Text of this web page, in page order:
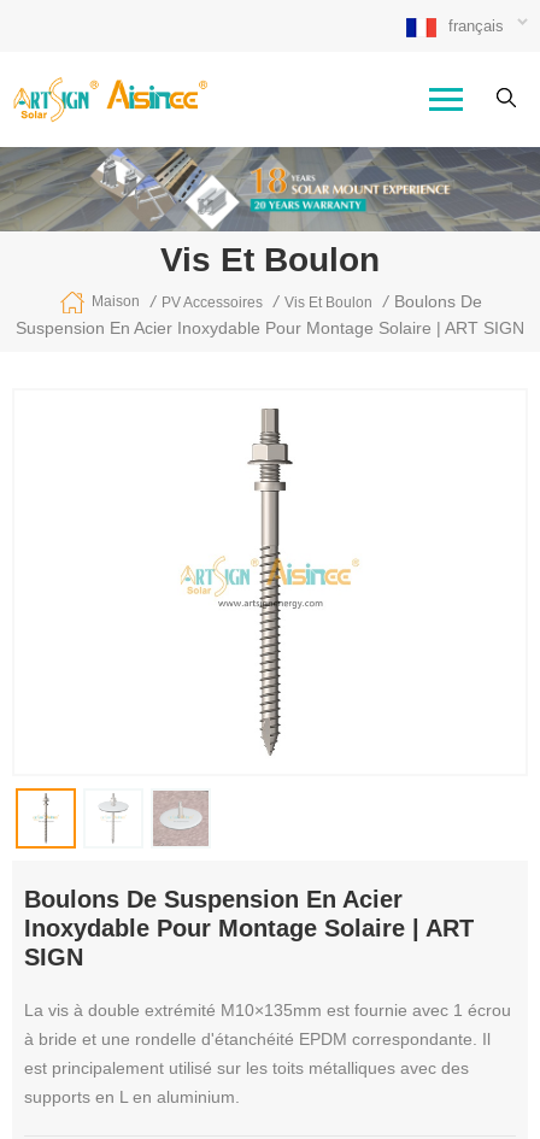
français
Vis Et Boulon
Maison / PV Accessoires / Vis Et Boulon / Boulons De
Suspension En Acier Inoxydable Pour Montage Solaire | ART SIGN
Boulons De Suspension En Acier
Inoxydable Pour Montage Solaire | ART
SIGN
La vis à double extrémité M10×135mm est fournie avec 1 écrou
à bride et une rondelle d'étanchéité EPDM correspondante. Il
est principalement utilisé sur les toits métalliques avec des
supports en L en aluminium.